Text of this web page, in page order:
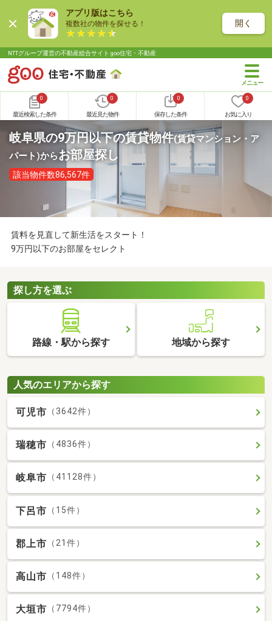
アプリ版はこちら
複数社の物件を探せる！ 開く
NTTグループ運営の不動産総合サイト goo住宅・不動産
0
最近検索した条件
0
最近見た物件
0
保存した条件
0
お気に入り
岐阜県の9万円以下の賃貸物件(賃貸マンション・ア
パート)からお部屋探し
該当物件数86,567件
賃料を見直して新生活をスタート！
9万円以下のお部屋をセレクト
探し方を選ぶ
路線・駅から探す 地域から探す
人気のエリアから探す
可児市 （3642件）
瑞穂市 （4836件）
岐阜市 （41128件）
下呂市 （15件）
郡上市 （21件）
高山市 （148件）
大垣市 （7794件）